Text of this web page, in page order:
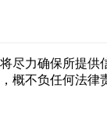
尽力确保所提
概不负任何法